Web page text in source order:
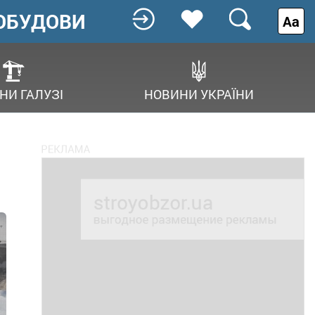
ГАЛУЗІ НОВИНИ УКРАЇНИ
Аа